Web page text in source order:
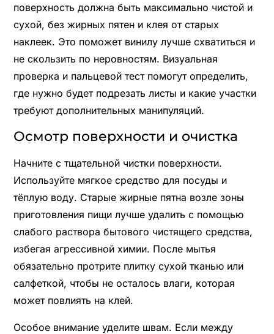
поверхность должна быть максимально чистой и
сухой, без жирных пятен и клея от старых
наклеек. Это поможет винилу лучше схватиться и
не скользить по неровностям. Визуальная
проверка и пальцевой тест помогут определить,
где нужно будет подрезать листы и какие участки
требуют дополнительных манипуляций.
Осмотр поверхности и очистка
Начните с тщательной чистки поверхности.
Используйте мягкое средство для посуды и
тёплую воду. Старые жирные пятна возле зоны
приготовления пищи лучше удалить с помощью
слабого раствора бытового чистящего средства,
избегая агрессивной химии. После мытья
обязательно протрите плитку сухой тканью или
салфеткой, чтобы не осталось влаги, которая
может повлиять на клей.
Особое внимание уделите швам. Если между